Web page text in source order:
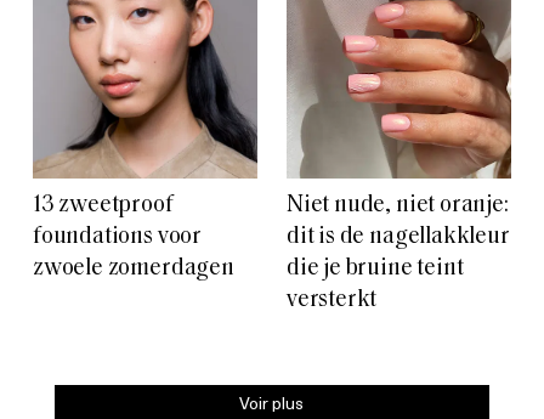
13 zweetproof
foundations voor
zwoele zomerdagen
Niet nude, niet oranje:
dit is de nagellakkleur
die je bruine teint
versterkt
Voir plus